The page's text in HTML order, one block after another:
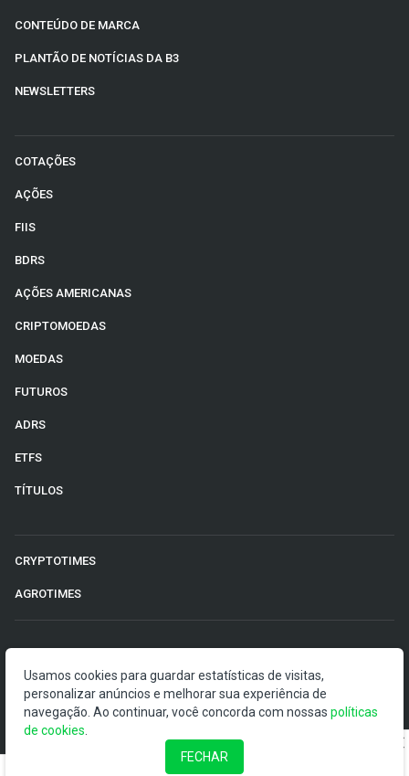
CONTEÚDO DE MARCA
PLANTÃO DE NOTÍCIAS DA B3
NEWSLETTERS
COTAÇÕES
AÇÕES
FIIS
BDRS
AÇÕES AMERICANAS
CRIPTOMOEDAS
MOEDAS
FUTUROS
ADRS
ETFS
TÍTULOS
CRYPTOTIMES
AGROTIMES
O Money Times publica matérias de cunho jornalístico, que
visam a democratização da informação. Nossas
publicações devem ser compreendidas como boletins
anunciadores e divulgadores, e não como uma
Usamos cookies para guardar estatísticas de visitas,
personalizar anúncios e melhorar sua experiência de
navegação. Ao continuar, você concorda com nossas políticas
de cookies
FECHAR